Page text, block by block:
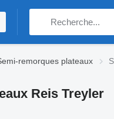
remorques plateaux
Reis Treyler